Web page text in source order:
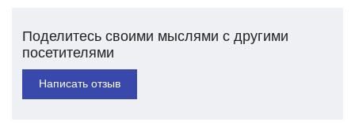
Поделитесь своими мыслями с другими
посетителями
Написать отзыв